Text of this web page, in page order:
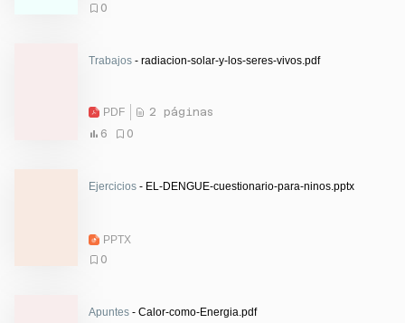
0
Trabajos - radiacion-solar-y-los-seres-vivos.pdf
PDF
2 páginas
6
0
Ejercicios - EL-DENGUE-cuestionario-para-ninos.pptx
PPTX
0
Apuntes - Calor-como-Energia.pdf